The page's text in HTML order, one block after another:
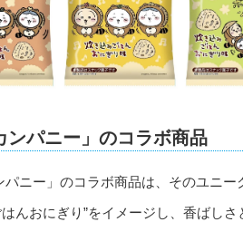
ンパニー」のコラボ商品
ニー」のコラボ商品は、そのユニー
んおにぎり”をイメージし、香ばし